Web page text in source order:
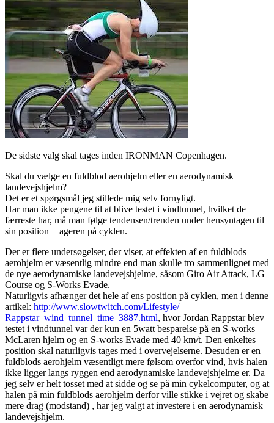
De sidste valg skal tages inden IRONMAN Copenhagen.
Skal du vælge en fuldblod aerohjelm eller en aerodynamisk
landevejshjelm?
Det er et spørgsmål jeg stillede mig selv fornyligt.
Har man ikke pengene til at blive testet i vindtunnel, hvilket de
færreste har, må man følge tendensen/trenden under hensyntagen til
sin position + ageren på cyklen.
Der er flere undersøgelser, der viser, at effekten af en fuldblods
aerohjelm er væsentlig mindre end man skulle tro sammenlignet med
de nye aerodynamiske landevejshjelme, såsom Giro Air Attack, LG
Course og S-Works Evade.
Naturligvis afhænger det hele af ens position på cyklen, men i denne
artikel: http://www.slowtwitch.com/Lifestyle/
Rappstar_wind_tunnel_time_3887.html, hvor Jordan Rappstar blev
testet i vindtunnel var der kun en 5watt besparelse på en S-works
McLaren hjelm og en S-works Evade med 40 km/t. Den enkeltes
position skal naturligvis tages med i overvejelserne. Desuden er en
fuldblods aerohjelm væsentligt mere følsom overfor vind, hvis halen
ikke ligger langs ryggen end aerodynamiske landevejshjelme er. Da
jeg selv er helt tosset med at sidde og se på min cykelcomputer, og at
halen på min fuldblods aerohjelm derfor ville stikke i vejret og skabe
mere drag (modstand) , har jeg valgt at investere i en aerodynamisk
landevejshjelm.